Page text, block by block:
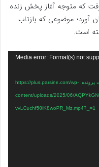
که متوجه آغاز پخش زنده
آورد؛ موضوعی که بازتاب
است.
Media error: Format(s) not
دریافت پرونده: https://plus.parsine.com/wp-
content/uploads/2025/06/
vvLCuchf50iK8woPR_Mz.mp4?_=1